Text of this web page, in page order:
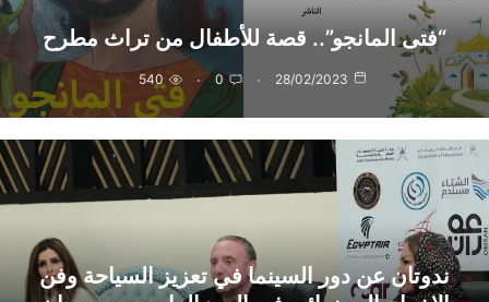
“فتى المانجو”.. قصة للأطفال من تراث مطرح
28/02/2023
0
540
ندوتان عن دور السينما في تعزيز السياحة وفن